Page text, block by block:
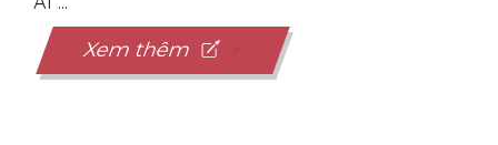
Xem thêm